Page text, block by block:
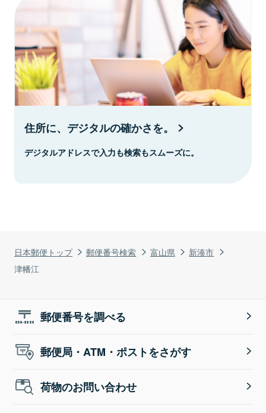
日本郵便トップ 郵便番号検索 富山県
新湊市
津幡江
住所に、デジタルの確かさを。
デジタルアドレスで入力も検索もスムーズに。
郵便番号を調べる
郵便局・ATM・ポストをさがす
荷物のお問い合わせ